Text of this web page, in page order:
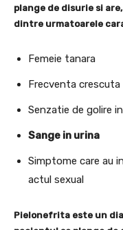
plange de disurie si
dintre urmatoarele
Femeie tanara
Frecventa crescuta
Senzatie de golire
Sange in urina
Simptome care au
actul sexual
Pielonefrita este un